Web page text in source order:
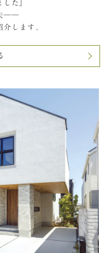
た』
――
します。